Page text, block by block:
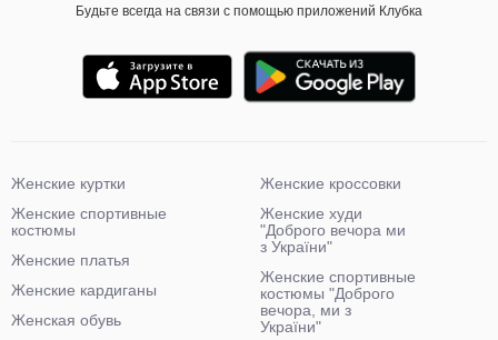
Будьте всегда на связи с помощью приложений Клубка
Женские куртки
Женские спортивные
костюмы
Женские платья
Женские кардиганы
Женская обувь
Женские кроссовки
Женские худи
"Доброго вечора ми
з України"
Женские спортивные
костюмы "Доброго
вечора, ми з
України"